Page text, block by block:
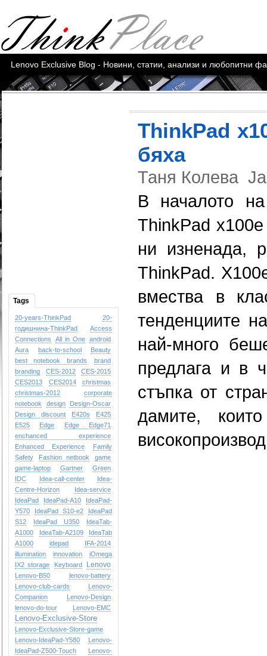
Lenovo Exclusive Blog - Новини, статии, анализи и любопитни
Tags
20-years-ThinkPad
20-
годишнина-ThinkPad
Access
Connections
All in One android
Aura
back-to-school
Beauty
best notebook brands
brand
branding
CES-2012
CES-2015
CES2013
CES2014
christmas
christmas-2012
corporate
notebook
design
Design-Oscar
Design
discount E420s
E425
E525
Edge Edge
Edge71
enchanced experience
Enhanced Experience
Family
Safety
Fashion netbook
game
game-laptop
Gartner
Green
IDC
Idea-call-center
Idea-
Centre-Horizon
Idea-service
IdeaPad
IdeaPad-A10
IdeaPad-
Y570
IdeaPad S10-e2
IdeaPad
S12
IdeaPad U350
IdeaTab-
A1000
IdeaTab-A2109
IdeaTab
A1000
idepad
IFA-2014
illumination
innovation
iOmega
IX2 storage
Keyboard Lenovo
Lenovo-B50
lenovo-battery
Lenovo-club-cards
Lenovo-
Companion
Lenovo-Design
lenovo-do-tour
Lenovo-EMC
Lenovo-Exclusive-Store
Lenovo-Exclusive-Store-game
Lenovo-IdeaPad-Y580
Lenovo-
IdeaPad-Z500-Touch
Lenovo-
ThinkPad
бяха
Таня Колева
В началото
ThinkPad
ни изненада,
ThinkPad.
вмества в
тенденциите
най-много
предлага и в
стъпка от
дамите,